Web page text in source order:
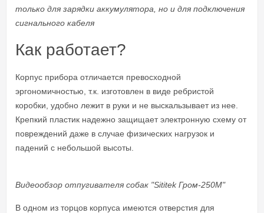
только для зарядки аккумулятора, но и для подключения
сигнального кабеля
Как работает?
Корпус прибора отличается превосходной
эргономичностью, т.к. изготовлен в виде ребристой
коробки, удобно лежит в руки и не выскальзывает из нее.
Крепкий пластик надежно защищает электронную схему от
повреждений даже в случае физических нагрузок и
падений с небольшой высоты.
Видеообзор отпугивателя собак "Sititek Гром-250М"
В одном из торцов корпуса имеются отверстия для